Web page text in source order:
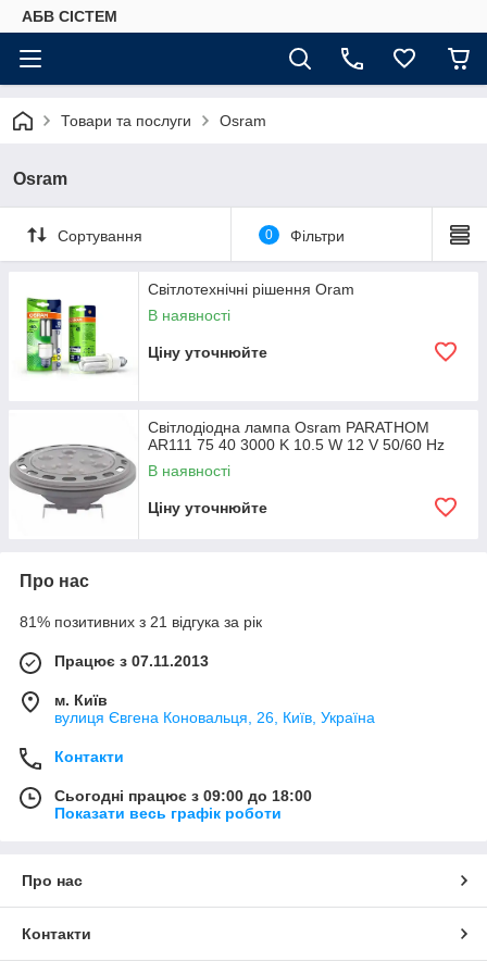
АБВ СІСТЕМ
Товари та послуги Osram
Osram
Сортування 0 Фільтри
Світлотехнічні рішення Oram
В наявності
Ціну уточнюйте
Світлодіодна лампа Osram PARATHOM
AR111 75 40 3000 K 10.5 W 12 V 50/60 Hz
В наявності
Ціну уточнюйте
Про нас
81% позитивних з 21 відгука за рік
Працює з 07.11.2013
м. Київ
вулиця Євгена Коновальця, 26, Київ, Україна
Контакти
Сьогодні працює з 09:00 до 18:00
Показати весь графік роботи
Про нас
Контакти